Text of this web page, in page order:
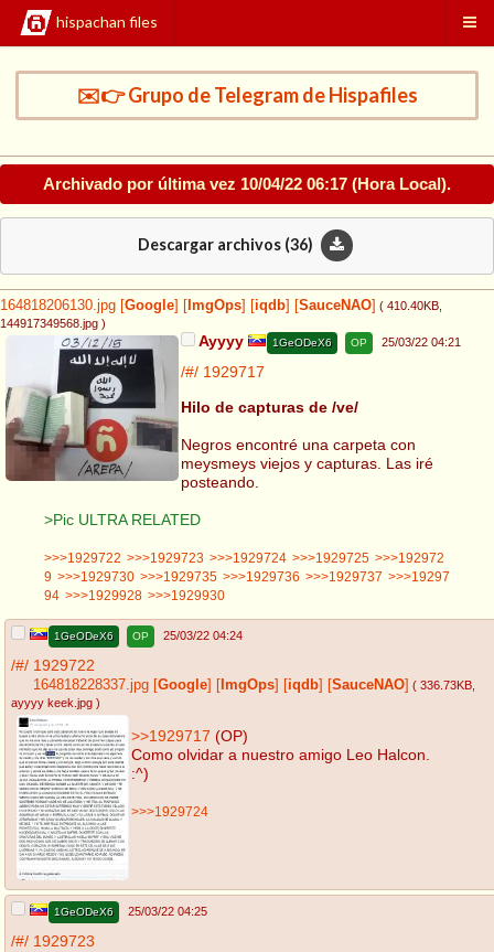
hispachan files
✉️👉 Grupo de Telegram de Hispafiles
Archivado por última vez 10/04/22 06:17 (Hora Local).
Descargar archivos (36)
164818206130.jpg Google ImgOps iqdb SauceNAO ( 410.40KB
144917349568.jpg )
Ayyyy 1GeODeX6 OP 25/03/22 04:21
/#/ 1929717
Hilo de capturas de /ve/
Negros encontré una carpeta con
meysmeys viejos y capturas. Las iré
posteando.
>Pic ULTRA RELATED
>>>1929722 >>>1929723 >>>1929724 >>>1929725 >>>192972
9 >>>1929730 >>>1929735 >>>1929736 >>>1929737 >>>19297
94 >>>1929928 >>>1929930
1GeODeX6 OP 25/03/22 04:24
/#/ 1929722
164818228337.jpg Google ImgOps iqdb SauceNAO ( 336.73KB
ayyyy keek.jpg )
>>1929717 (OP)
Como olvidar a nuestro amigo Leo Halcon.
:^)
>>>1929724
1GeODeX6 25/03/22 04:25
/#/ 1929723